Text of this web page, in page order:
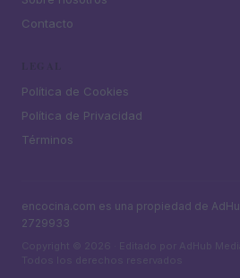
Contacto
Política de Cookies
Política de Privacidad
Términos
encocina.com es una propiedad de
2729933
Copyright © 2026 · Editado por AdHub
Todos los derechos reservados